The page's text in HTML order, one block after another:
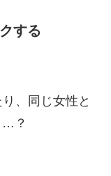
する
、同じ女性と
…？